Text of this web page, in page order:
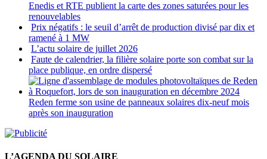
Enedis et RTE publient la carte des zones saturées pour les
renouvelables
Prix négatifs : le seuil d’arrêt de production divisé par dix et
ramené à 1 MW
L’actu solaire de juillet 2026
Faute de calendrier, la filière solaire porte son combat sur la
place publique, en ordre dispersé
Reden ferme son usine de panneaux solaires dix-neuf mois
après son inauguration
L’AGENDA DU SOLAIRE